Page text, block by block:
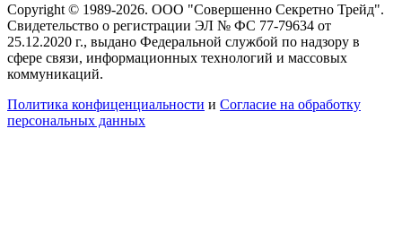
Copyright © 1989-2026. ООО "Совершенно Секретно Трейд".
Свидетельство о регистрации ЭЛ № ФС 77-79634 от
25.12.2020 г., выдано Федеральной службой по надзору в
сфере связи, информационных технологий и массовых
коммуникаций.
Политика конфиценциальности и Согласие на обработку
персональных данных